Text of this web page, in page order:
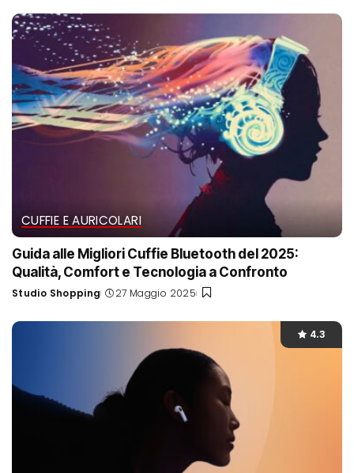
CUFFIE E AURICOLARI
Guida alle Migliori Cuffie Bluetooth del 2025:
Qualità, Comfort e Tecnologia a Confronto
Posted
Studio Shopping 27 Maggio 2025
4.3